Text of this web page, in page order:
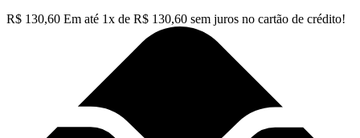
R$ 130,60 Em até 1x de R$ 130,60 sem juros no cartão de crédito!